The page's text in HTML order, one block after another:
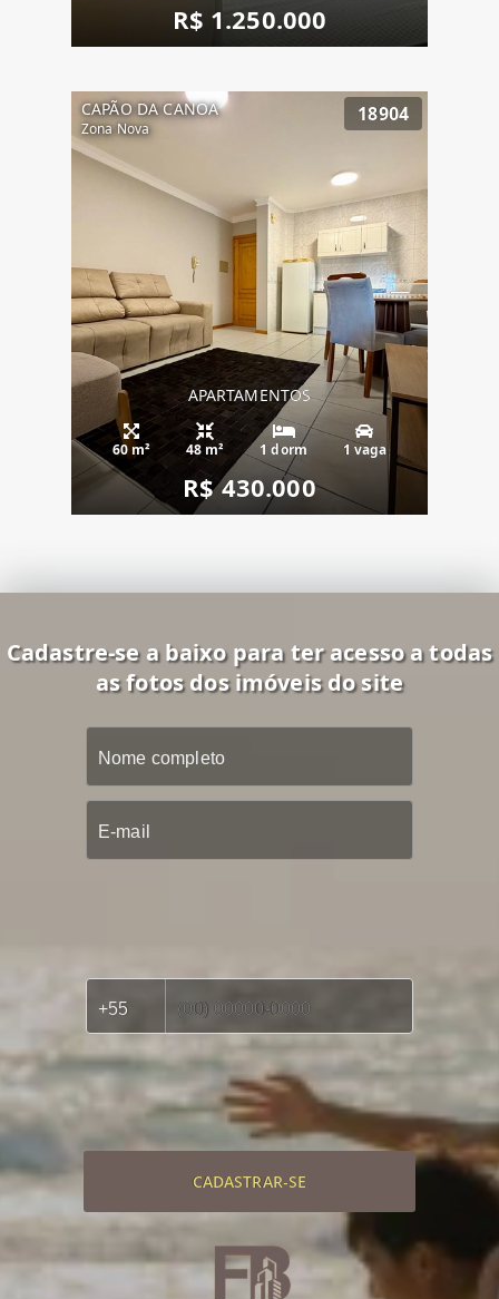
R$ 1.250.000
CAPÃO DA CANOA
Zona Nova
18904
APARTAMENTOS
60 m² 48 m² 1 dorm 1 vaga
R$ 430.000
Cadastre-se a baixo para ter acesso a todas
as fotos dos imóveis do site
CADASTRAR-SE